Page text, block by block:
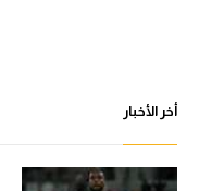
أخر الأخبار